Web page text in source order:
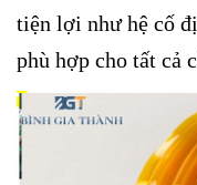
tiện lợi như hệ cố
phù hợp cho tất cả